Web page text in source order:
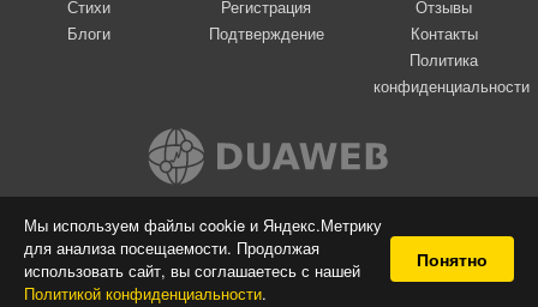
Мы используем файлы cookie и Яндекс.Метрику
для анализа посещаемости. Продолжая
использовать сайт, вы соглашаетесь с нашей
Политикой конфиденциальности.
Понятно
Стихи
Блоги
Регистрация
Подтверждение
Отзывы
Контакты
Политика
конфиденциальности
Вконтакте
© 2009-2026 Я-пою
Музыкальный сайт самовыражения